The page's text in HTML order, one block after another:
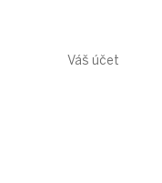
Váš účet